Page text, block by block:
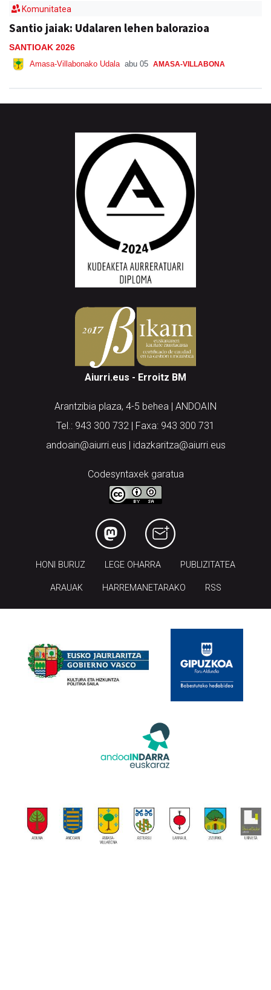
Komunitatea
Santio jaiak: Udalaren lehen balorazioa
SANTIOAK 2026
Amasa-Villabonako Udala abu 05 AMASA-VILLABONA
Aiurri.eus - Erroitz BM
Arantzibia plaza, 4-5 behea | ANDOAIN
Tel.: 943 300 732 | Faxa: 943 300 731
andoain@aiurri.eus | idazkaritza@aiurri.eus
Codesyntaxek garatua
HONI BURUZ LEGE OHARRA PUBLIZITATEA
ARAUAK HARREMANETARAKO RSS